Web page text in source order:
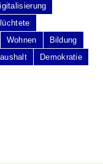
Wohnen
Bildung
Demokratie